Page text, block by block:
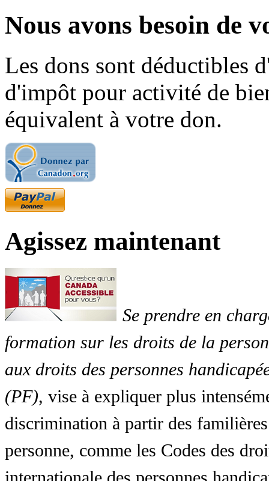
Nous avons besoin de
Les dons sont déductibles
d'impôt pour activité de
équivalent à votre don.
Agissez maintenant
Se prendre en
formation sur les droits de la
aux droits des personnes
(PF), vise à expliquer plus
discrimination à partir des
personne, comme les Codes des